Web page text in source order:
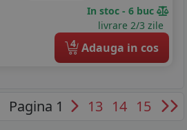
In stoc - 6 buc
livrare 2/3 zile
4 Adauga in cos
Pagina 1 13 14 15